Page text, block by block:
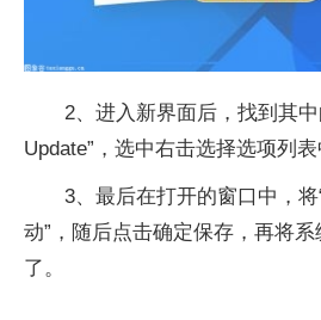
2、进入新界面后，找到其中
Update”，选中右击选择选项列表
3、最后在打开的窗口中，将
动”，随后点击确定保存，再将
了。